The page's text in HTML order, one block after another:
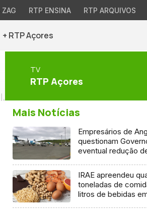
RTP ENSINA RTP ARQUIVOS
+ RTP Açores
TV
RTP Açores
Mais Notícias
Empresários de
questionam
eventual redução
IRAE apreendeu
toneladas de
litros de bebidas